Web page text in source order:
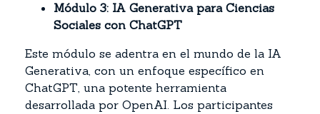
Módulo 3: IA Generativa para Ciencias
Sociales con ChatGPT
Este módulo se adentra en el mundo de la IA
Generativa, con un enfoque específico en
ChatGPT, una potente herramienta
desarrollada por OpenAI. Los participantes